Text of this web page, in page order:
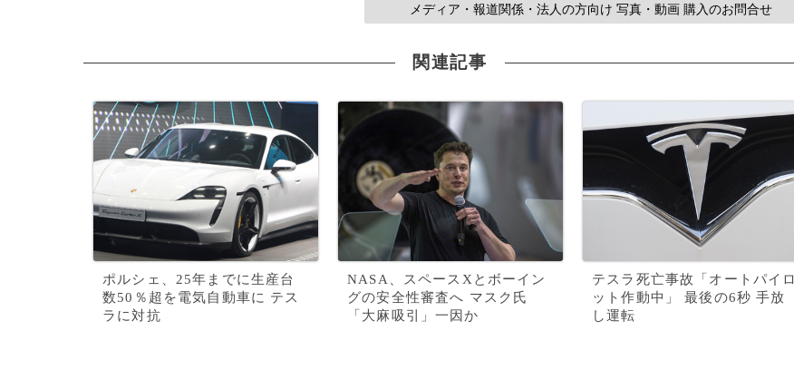
メディア・報道関係・法人の方向け 写真・動画 購入のお問合せ
関連記事
ポルシェ、25年までに生産台
数50％超を電気自動車に テス
ラに対抗
NASA、スペースXとボーイン
グの安全性審査へ マスク氏
「大麻吸引」一因か
テスラ死亡事故「オートパイロ
ット作動中」 最後の6秒 手放
し運転